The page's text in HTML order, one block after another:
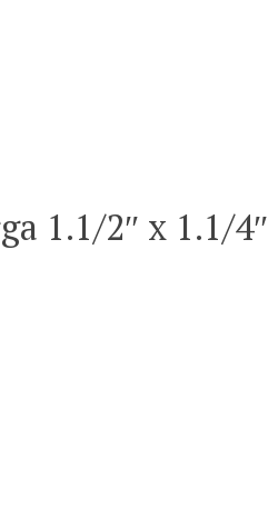
1.1/2″ x 1.1/4″